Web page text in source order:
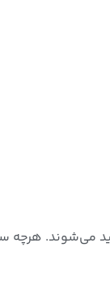
سطح مقطع آن است. کابل‌های سولار در سطح مقطع‌های